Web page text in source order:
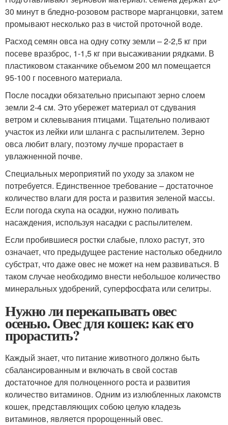
30 минут в бледно-розовом растворе марганцовки, затем
промывают несколько раз в чистой проточной воде.
Расход семян овса на одну сотку земли – 2-2,5 кг при
посеве вразброс, 1-1,5 кг при высаживании рядками. В
пластиковом стаканчике объемом 200 мл помещается
95-100 г посевного материала.
После посадки обязательно присыпают зерно слоем
земли 2-4 см. Это убережет материал от сдувания
ветром и склевывания птицами. Тщательно поливают
участок из лейки или шланга с распылителем. Зерно
овса любит влагу, поэтому лучше прорастает в
увлажненной почве.
Специальных мероприятий по уходу за злаком не
потребуется. Единственное требование – достаточное
количество влаги для роста и развития зеленой массы.
Если погода скупа на осадки, нужно поливать
насаждения, используя насадки с распылителем.
Если пробившиеся ростки слабые, плохо растут, это
означает, что предыдущее растение настолько обеднило
субстрат, что даже овес не может на нем развиваться. В
таком случае необходимо внести небольшое количество
минеральных удобрений, суперфосфата или селитры.
Нужно ли перекапывать овес
осенью. Овес для кошек: как его
прорастить?
Каждый знает, что питание животного должно быть
сбалансированным и включать в свой состав
достаточное для полноценного роста и развития
количество витаминов. Одним из излюбленных лакомств
кошек, представляющих собою целую кладезь
витаминов, является пророщенный овес.